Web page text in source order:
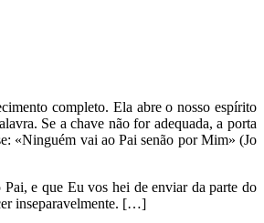
completo. Ela abre o nosso espírito
Se a chave não for adequada, a porta
«Ninguém vai ao Pai senão por Mim» (Jo
e que Eu vos hei de enviar da parte do
inseparavelmente. […]